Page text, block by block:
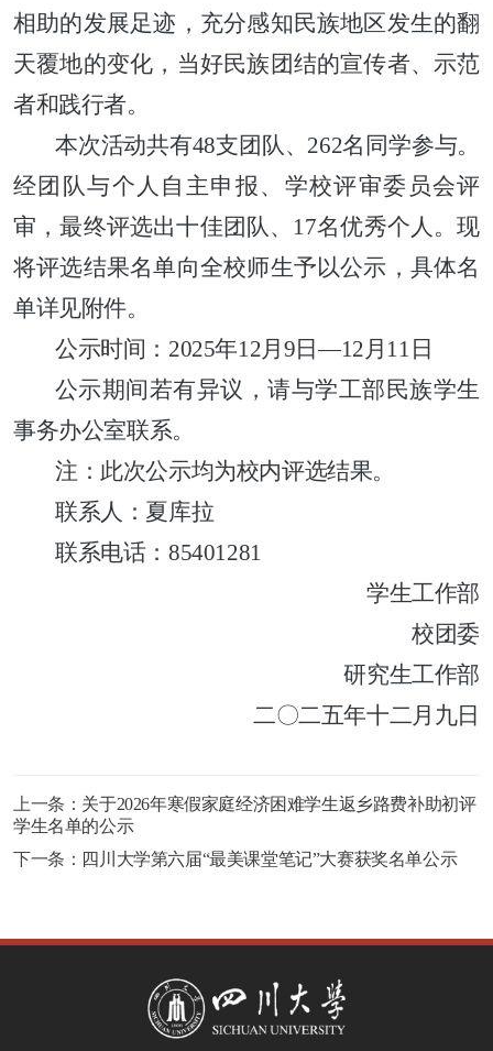
相助的发展足迹，充分感知民族地区发生的翻
天覆地的变化，当好民族团结的宣传者、示范
者和践行者。
本次活动共有48支团队、262名同学参与。
经团队与个人自主申报、学校评审委员会评
审，最终评选出十佳团队、17名优秀个人。现
将评选结果名单向全校师生予以公示，具体名
单详见附件。
公示时间：2025年12月 9日—12月 11 日
公示期间若有异议，请与学工部民族学生
事务办公室联系。
注：此次公示均为校内评选结果。
联系人：夏库拉
联系电话：85401281
学生工作部
校团委
研究生工作部
二〇二五年十二月九日
上一条： 关于2026年寒假家庭经济困难学生返乡路费补助初评
学生名单的公示
下一条： 四川大学第六届“最美课堂笔记”大赛获奖名单公示